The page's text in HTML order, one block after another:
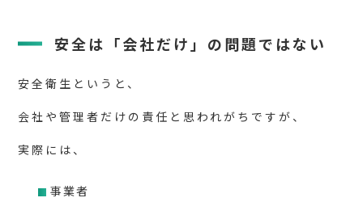
安全は「会社だけ」の問題ではない
安全衛生というと、
会社や管理者だけの責任と思われがちですが、
実際には、
事業者